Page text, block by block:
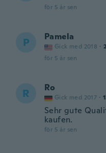
för 5 år sen
P Pamela
Gick med 2018 ·
för 5 år sen
R Ro
Gick med 2017 ·
Sehr gute
kaufen.
för 5 år sen